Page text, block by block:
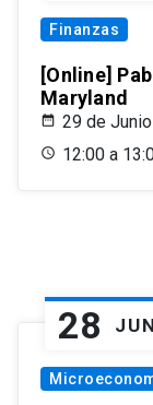
Finanzas
[Online]
Maryland
29 de
12:00 a
28 JUN